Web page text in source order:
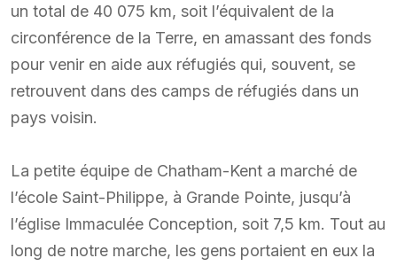
un total de 40 075 km, soit l’équivalent de la
circonférence de la Terre, en amassant des fonds
pour venir en aide aux réfugiés qui, souvent, se
retrouvent dans des camps de réfugiés dans un
pays voisin.
La petite équipe de Chatham-Kent a marché de
l’école Saint-Philippe, à Grande Pointe, jusqu’à
l’église Immaculée Conception, soit 7,5 km. Tout au
long de notre marche, les gens portaient en eux la